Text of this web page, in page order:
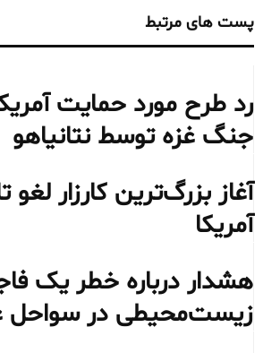
پست های مرتبط
رد طرح مورد حمایت
جنگ غزه توسط نتانیاهو
آغاز بزرگ‌ترین کارزار
آمریکا
هشدار درباره خطر یک
زیست‌محیطی در سواحل